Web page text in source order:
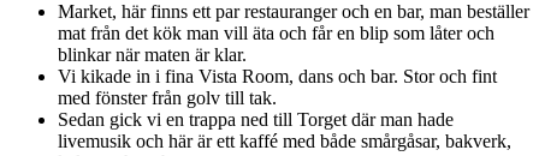
Market, här finns ett par restauranger och en bar, man beställer
mat från det kök man vill äta och får en blip som låter och
blinkar när maten är klar.
Vi kikade in i fina Vista Room, dans och bar. Stor och fint
med fönster från golv till tak.
Sedan gick vi en trappa ned till Torget där man hade
livemusik och här är ett kaffé med både smårgåsar, bakverk,